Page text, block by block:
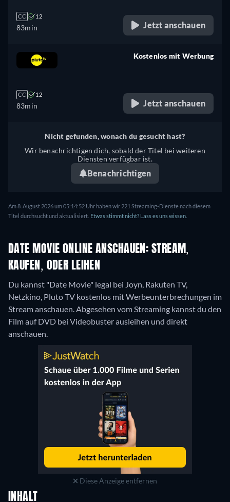
CC 12
83min Jetzt anschauen
CC 12
83min
Kostenlos mit Werbung
Jetzt anschauen
Nicht gefunden, wonach du gesucht hast?
Wir benachrichtigen dich, sobald der Titel bei weiteren
Diensten verfügbar ist.
Benachrichtigen
Am 8. August 2026 um 05:14:52 Uhr haben wir 221 Streaming-Dienste nach diesem
Titel durchsucht und aktualisiert. Etwas stimmt nicht? Lass es uns wissen.
DATE MOVIE ONLINE ANSCHAUEN: STREAM,
KAUFEN, ODER LEIHEN
Du kannst "Date Movie" legal bei Joyn, Rakuten TV,
Netzkino, Pluto TV kostenlos mit Werbeunterbrechungen im
Stream anschauen.Abgesehen vom Streaming kannst du den
Film auf DVD bei Videobuster ausleihen und direkt
anschauen.
Diese Anzeige entfernen
INHALT